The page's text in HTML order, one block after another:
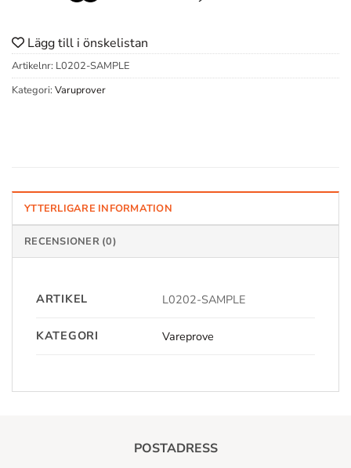
Lägg till i önskelistan
Artikelnr: L0202-SAMPLE
Kategori: Varuprover
YTTERLIGARE INFORMATION
RECENSIONER (0)
ARTIKEL L0202-SAMPLE
KATEGORI Vareprove
POSTADRESS